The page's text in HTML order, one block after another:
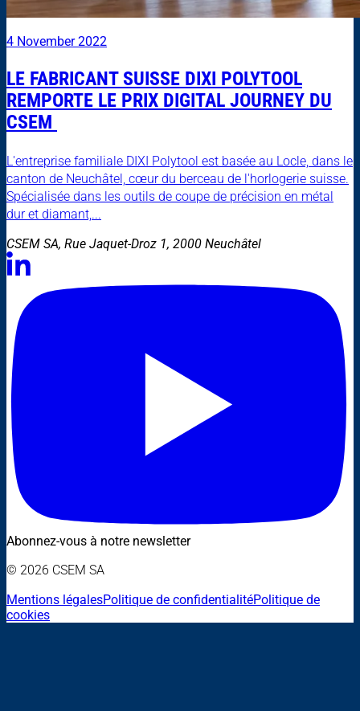
4 November 2022
LE FABRICANT SUISSE DIXI POLYTOOL
REMPORTE LE PRIX DIGITAL JOURNEY DU
CSEM
L'entreprise familiale DIXI Polytool est basée au Locle, dans le
canton de Neuchâtel, cœur du berceau de l'horlogerie suisse.
Spécialisée dans les outils de coupe de précision en métal
dur et diamant,...
CSEM SA, Rue Jaquet-Droz 1, 2000 Neuchâtel
Abonnez-vous à notre newsletter
© 2026 CSEM SA
Mentions légalesPolitique de confidentialitéPolitique de
cookies